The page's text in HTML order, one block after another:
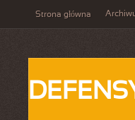
Strona główna